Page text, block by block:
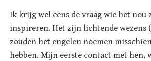
Ik krijg wel eens de vraag wie het nou
inspireren. Het zijn lichtende wezens
zouden het engelen noemen
hebben. Mijn eerste contact met hen,